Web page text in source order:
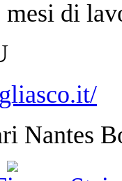
mesi di
Nantes